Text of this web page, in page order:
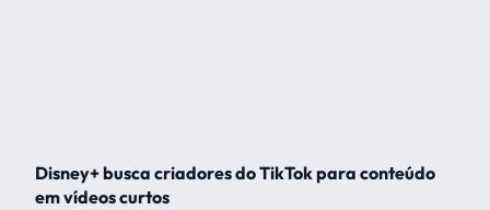
Disney+ busca criadores do TikTok para conteúdo
em vídeos curtos